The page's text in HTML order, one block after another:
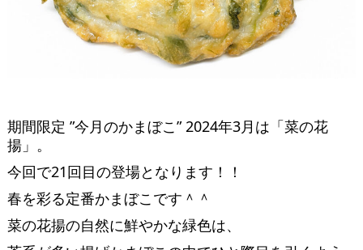
期間限定 ”今月のかまぼこ” 2024年3月は「菜の花
揚」。
今回で21回目の登場となります！！
春を彩る定番かまぼこです＾＾
菜の花揚の自然に鮮やかな緑色は、